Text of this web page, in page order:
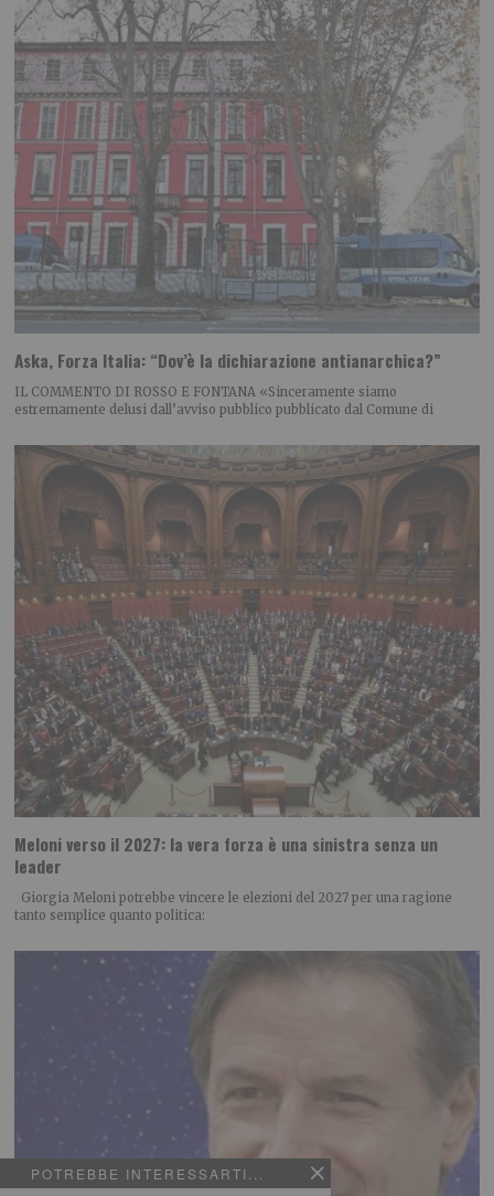
POTREBBE INTERESSARTI...
Aska, Forza Italia: “Dov’è la dichiarazione antianarchica?”
IL COMMENTO DI ROSSO E FONTANA «Sinceramente siamo
estremamente delusi dall’avviso pubblico pubblicato dal Comune di
Meloni verso il 2027: la vera forza è una sinistra senza un
leader
Giorgia Meloni potrebbe vincere le elezioni del 2027 per una ragione
tanto semplice quanto politica: